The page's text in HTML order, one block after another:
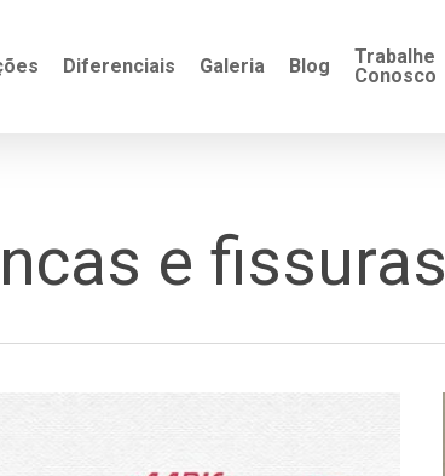
Diferenciais Galeria Blog
Trabalhe
Conosco
e fissuras